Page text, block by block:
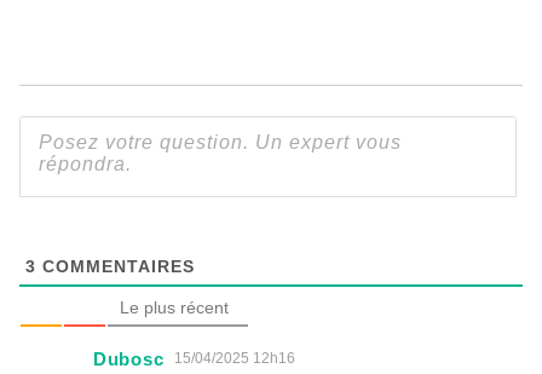
3 COMMENTAIRES
Le plus récent
Dubosc 15/04/2025 12h16